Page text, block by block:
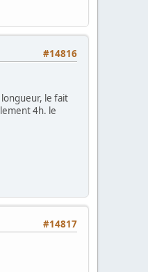
#14816
le fait
4h. le
#14817